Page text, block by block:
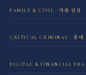
FAMILY & CIVIL · 가족·일상
CRITICAL CRIMINAL · 중대
DIGITAL & FINANCIAL